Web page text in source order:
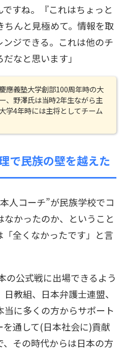
すね。『これはちょっと
んと見極めて。情報を取
ジできる。これは他のチ
なと思います」
應義塾大学創部100周年時の大
、野澤氏は当時2年生ながら主
学4年時には主将としてチーム
で民族の壁を越えた
人コーチ”が民族学校でコ
かったのか、ということ
全くなかったです」と言
の公式戦に出場できるよう
教組、日本弁護士連盟、
に多くの方からサポート
通して(日本社会に)貢献
、その時代からは日本の方